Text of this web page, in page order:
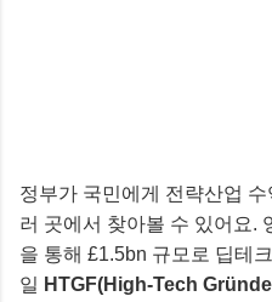
정부가 국민에게 전략산업
러 곳에서 찾아볼 수 있어요.
을 통해 £1.5bn 규모로 딥테
일 HTGF(High-Tech